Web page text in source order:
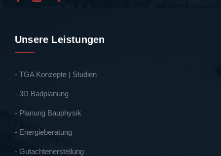
Unsere Leistungen
- TGA Konzepte | Studien
- 3D Badplanung
- Planung Bauphysik
- Energieberatung
- Gutachtenerstellung